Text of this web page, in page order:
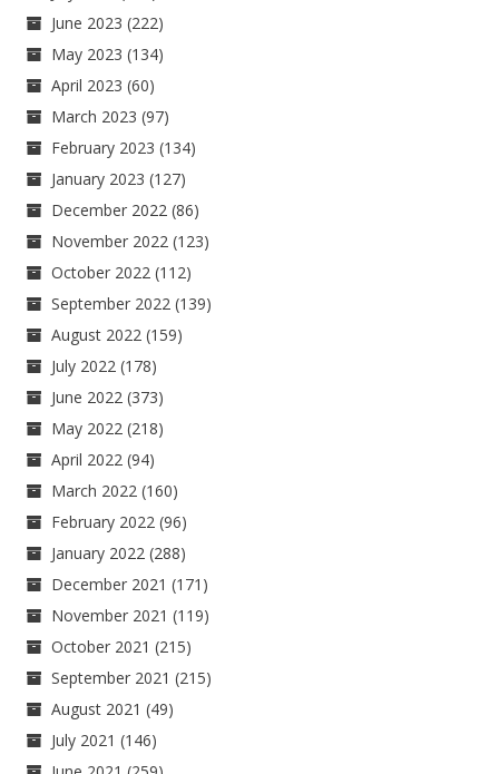
June 2023 (222)
May 2023 (134)
April 2023 (60)
March 2023 (97)
February 2023 (134)
January 2023 (127)
December 2022 (86)
November 2022 (123)
October 2022 (112)
September 2022 (139)
August 2022 (159)
July 2022 (178)
June 2022 (373)
May 2022 (218)
April 2022 (94)
March 2022 (160)
February 2022 (96)
January 2022 (288)
December 2021 (171)
November 2021 (119)
October 2021 (215)
September 2021 (215)
August 2021 (49)
July 2021 (146)